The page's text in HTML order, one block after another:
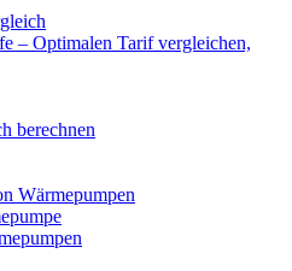
– Optimalen Tarif vergleichen,
berechnen
Wärmepumpen